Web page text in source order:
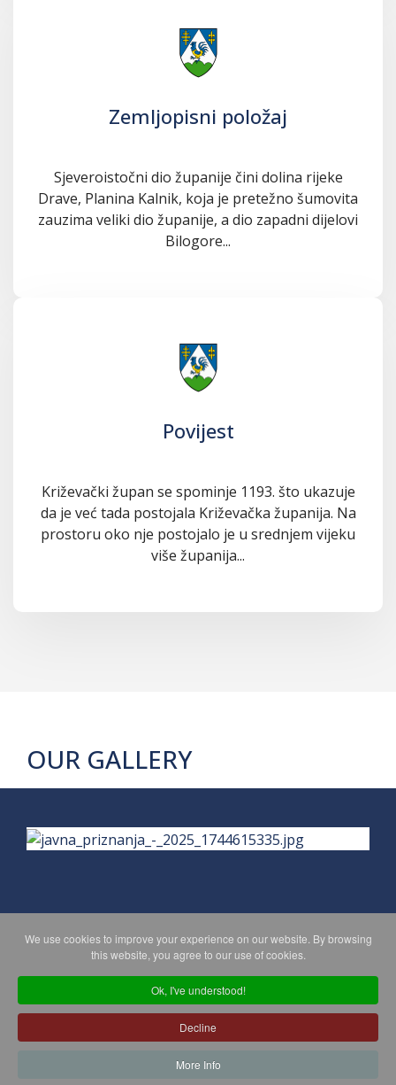
Zemljopisni položaj
Sjeveroistočni dio županije čini dolina rijeke
Drave, Planina Kalnik, koja je pretežno šumovita
zauzima veliki dio županije, a dio zapadni dijelovi
Bilogore...
Povijest
Križevački župan se spominje 1193. što ukazuje
da je već tada postojala Križevačka županija. Na
prostoru oko nje postojalo je u srednjem vijeku
više županija...
OUR GALLERY
PRIVACY POLICY MAPA WEBA
Copyright © 2026 Koprivničko - križevačka županija. All Rights
Reserved.
We use cookies to improve your experience on our website. By browsing
this website, you agree to our use of cookies.
Ok, I've understood!
Decline
More Info